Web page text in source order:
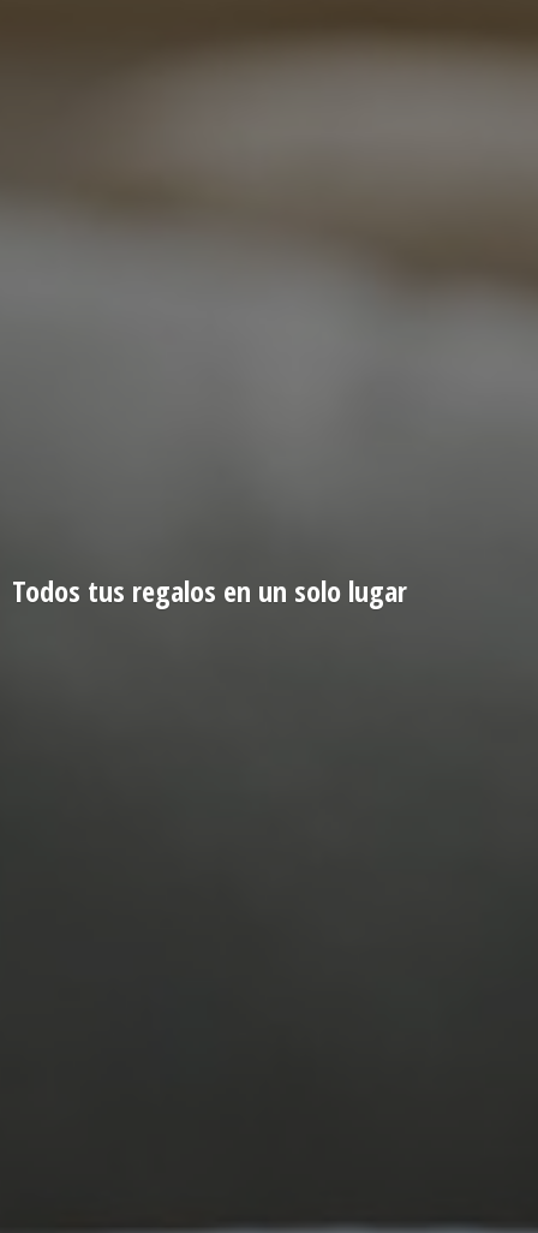
Todos tus regalos en un solo lugar